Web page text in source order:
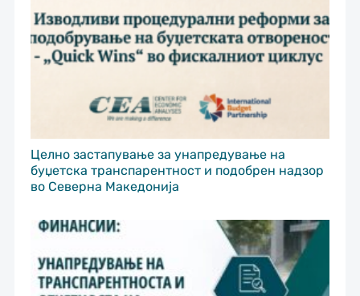
Целно застапување за унапредување на
буџетска транспарентност и подобрен надзор
во Северна Македонија